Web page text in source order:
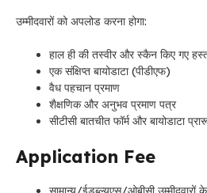
उम्मीदवारों को अपलोड करना होगा:
हाल ही की तस्वीर और स्कैन किए गए
एक संक्षिप्त बायोडाटा (पीडीएफ)
वैध पहचान प्रमाण
शैक्षणिक और अनुभव प्रमाण पत्र
सीटीसी बातचीत फॉर्म और बायोडाटा
Application Fee